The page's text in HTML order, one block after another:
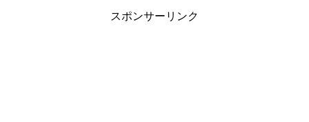
スポンサーリンク